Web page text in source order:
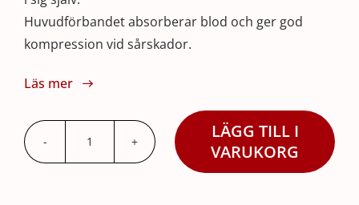
Huvudförbandet absorberar blod och ger god
kompression vid sårskador.
Läs mer
Huvudförband
LÄGG TILL I
VARUKORG